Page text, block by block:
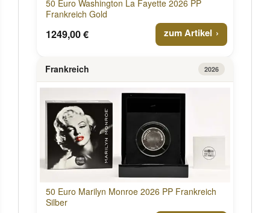
50 Euro Washington La Fayette 2026 PP
Frankreich Gold
1249,00 € zum Artikel
Frankreich 2026
50 Euro Marilyn Monroe 2026 PP Frankreich
Silber